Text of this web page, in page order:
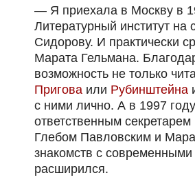
— Я приехала в Москву в
Литературный институт на
Сидорову. И практически
Марата Гельмана.
возможность не только
Пригова или Рубинштейна
с ними лично. А в 1997
ответственным
Глебом Павловским и
знакомств с
расширился.